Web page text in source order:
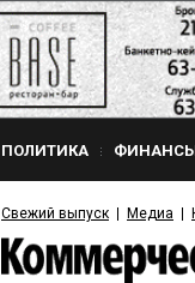
ПОЛИТИКА
Свежий выпуск Медиа